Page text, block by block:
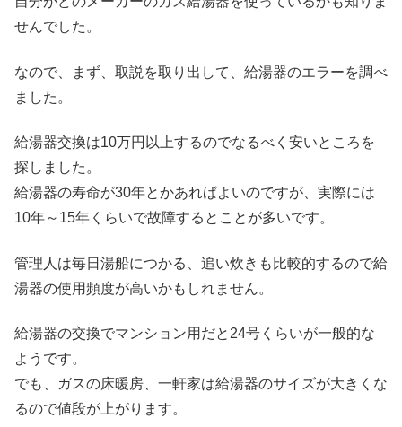
せんでした。
なので、まず、取説を取り出して、給湯器のエラーを調べ
ました。
給湯器交換は10万円以上するのでなるべく安いところを
探しました。
給湯器の寿命が30年とかあればよいのですが、実際には
10年～15年くらいで故障するとことが多いです。
管理人は毎日湯船につかる、追い炊きも比較的するので給
湯器の使用頻度が高いかもしれません。
給湯器の交換でマンション用だと24号くらいが一般的な
ようです。
でも、ガスの床暖房、一軒家は給湯器のサイズが大きくな
るので値段が上がります。